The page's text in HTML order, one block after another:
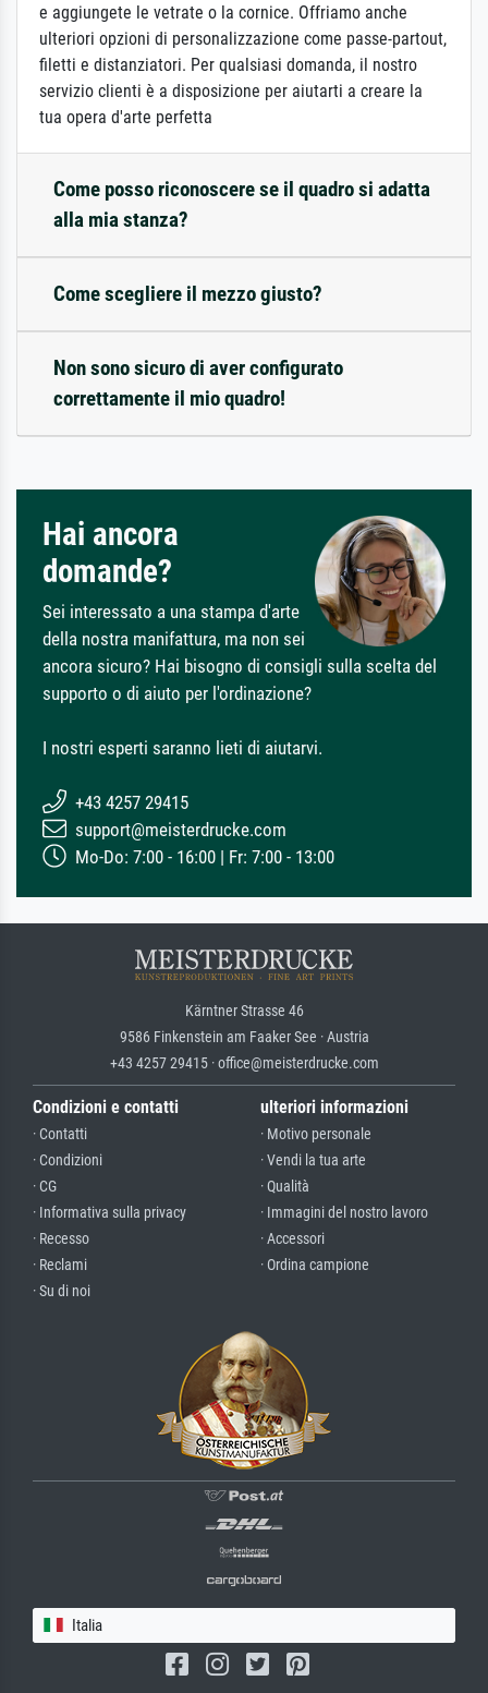
e aggiungete le vetrate o la cornice. Offriamo anche
ulteriori opzioni di personalizzazione come passe-partout,
filetti e distanziatori. Per qualsiasi domanda, il nostro
servizio clienti è a disposizione per aiutarti a creare la
tua opera d'arte perfetta
Come posso riconoscere se il quadro si adatta
alla mia stanza?
Come scegliere il mezzo giusto?
Non sono sicuro di aver configurato
correttamente il mio quadro!
Hai ancora
domande?
Sei interessato a una stampa d'arte
della nostra manifattura, ma non sei
ancora sicuro? Hai bisogno di consigli sulla scelta del
supporto o di aiuto per l'ordinazione?
I nostri esperti saranno lieti di aiutarvi.
+43 4257 29415
support@meisterdrucke.com
Mo-Do: 7:00 - 16:00 | Fr: 7:00 - 13:00
Kärntner Strasse 46
9586 Finkenstein am Faaker See · Austria
+43 4257 29415 · office@meisterdrucke.com
Condizioni e contatti
· Contatti
· Condizioni
· CG
· Informativa sulla privacy
· Recesso
· Reclami
· Su di noi
ulteriori informazioni
· Motivo personale
· Vendi la tua arte
· Qualità
· Immagini del nostro lavoro
· Accessori
· Ordina campione
Italia